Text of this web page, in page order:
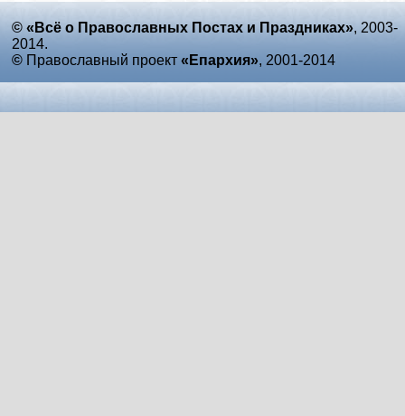
© «Всё о Православных Постах и Праздниках», 2003-
2014.
© Православный проект «Епархия», 2001-2014